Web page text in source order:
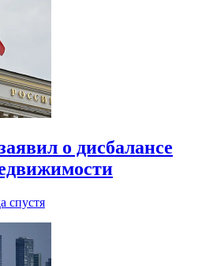
о дисбалансе
спустя